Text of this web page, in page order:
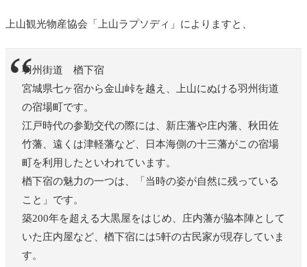
上山観光物産協会「上山ラプソディ」によりますと、
羽州街道 楢下宿
宮城県七ヶ宿から金山峠を越え、上山にぬける羽州街道
の宿場町です。
江戸時代の参勤交代の際には、新庄藩や庄内藩、秋田佐
竹藩、遠くは津軽藩など、日本海側の十三藩がこの宿場
町を利用したといわれています。
楢下宿の魅力の一つは、「当時の姿が自然に残っている
こと」です。
築200年を超える大黒屋をはじめ、庄内藩が脇本陣として
いた庄内屋など、楢下宿には5軒の古民家が現存していま
す。